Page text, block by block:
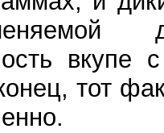
вкупе
тот